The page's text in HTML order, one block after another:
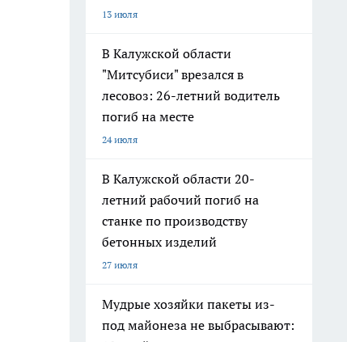
13 июля
В Калужской области
"Митсубиси" врезался в
лесовоз: 26-летний водитель
погиб на месте
24 июля
В Калужской области 20-
летний рабочий погиб на
станке по производству
бетонных изделий
27 июля
Мудрые хозяйки пакеты из-
под майонеза не выбрасывают: